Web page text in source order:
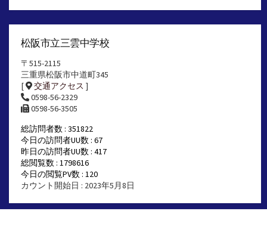
松阪市立三雲中学校
〒515-2115
三重県松阪市中道町345
[
交通アクセス ]
0598-56-2329
0598-56-3505
総訪問者数 : 351822
今日の訪問者UU数 : 67
昨日の訪問者UU数 : 417
総閲覧数 : 1798616
今日の閲覧PV数 : 120
カウント開始日 : 2023年5月8日